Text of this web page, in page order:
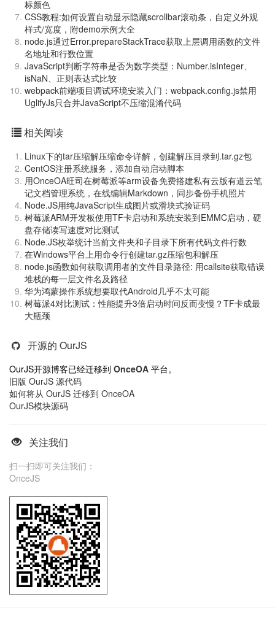
标颜色
CSS教程:如何设置自动显示隐藏scrollbar滚动条，自定义外观
样式/宽度，附demo示例大全
node.js通过Error.prepareStackTrace获取上层调用函数的文件
名地址和行数位置
JavaScript判断字符串是否为数字类型：Number.isInteger、
isNaN、正则表达式比较
webpack前端项目调试环境安装入门：webpack.config.js禁用
UglifyJs只合并JavaScript不压缩混淆代码
相关阅读
Linux下的tar压缩解压缩命令详解，创建解压目录到.tar.gz包
CentOS注册系统服务，添加自动启动脚本
用OnceOA旺司在树莓派等arm设备免费搭建私有云版有道云笔
记文档管理系统，在线编辑Markdown，同步备份手机照片
Node.JS用纯JavaScript生成图片或滑块式验证码
树莓派ARM开发板使用TF卡启动和系统安装到EMMC启动，硬
盘存储读写速度对比测试
Node.JS枚举统计当前文件夹和子目录下所有代码文件行数
在Windows平台上用命令行创建tar.gz压缩包和解压
node.js函数如何获取调用者的文件目录路径: 用callsite获取错误
堆栈的每一层文件名及路径
华为鸿蒙操作系统想要取代Android几乎不太可能
树莓派4对比测试：性能提升3倍启动时间反而变慢？TF卡成最
大瓶颈
开源的 OurJS
OurJS开源博客已经迁移到 OnceOA 平台。
旧版 OurJS 源代码
如何将从 OurJS 迁移到 OnceOA
OurJS模块源码
关注我们
扫一扫即可关注我们：
OnceJS